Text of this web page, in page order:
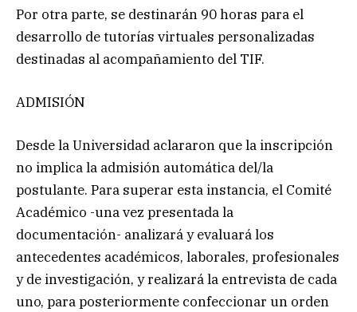
Por otra parte, se destinarán 90 horas para el
desarrollo de tutorías virtuales personalizadas
destinadas al acompañamiento del TIF.
ADMISIÓN
Desde la Universidad aclararon que la inscripción
no implica la admisión automática del/la
postulante. Para superar esta instancia, el Comité
Académico -una vez presentada la
documentación- analizará y evaluará los
antecedentes académicos, laborales, profesionales
y de investigación, y realizará la entrevista de cada
uno, para posteriormente confeccionar un orden